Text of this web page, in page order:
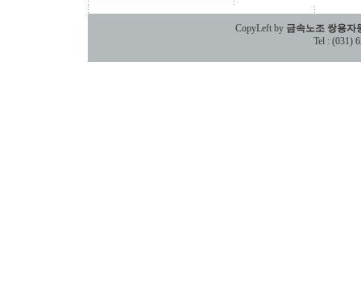
CopyLeft by 금속노조 쌍용자
Tel : (031)